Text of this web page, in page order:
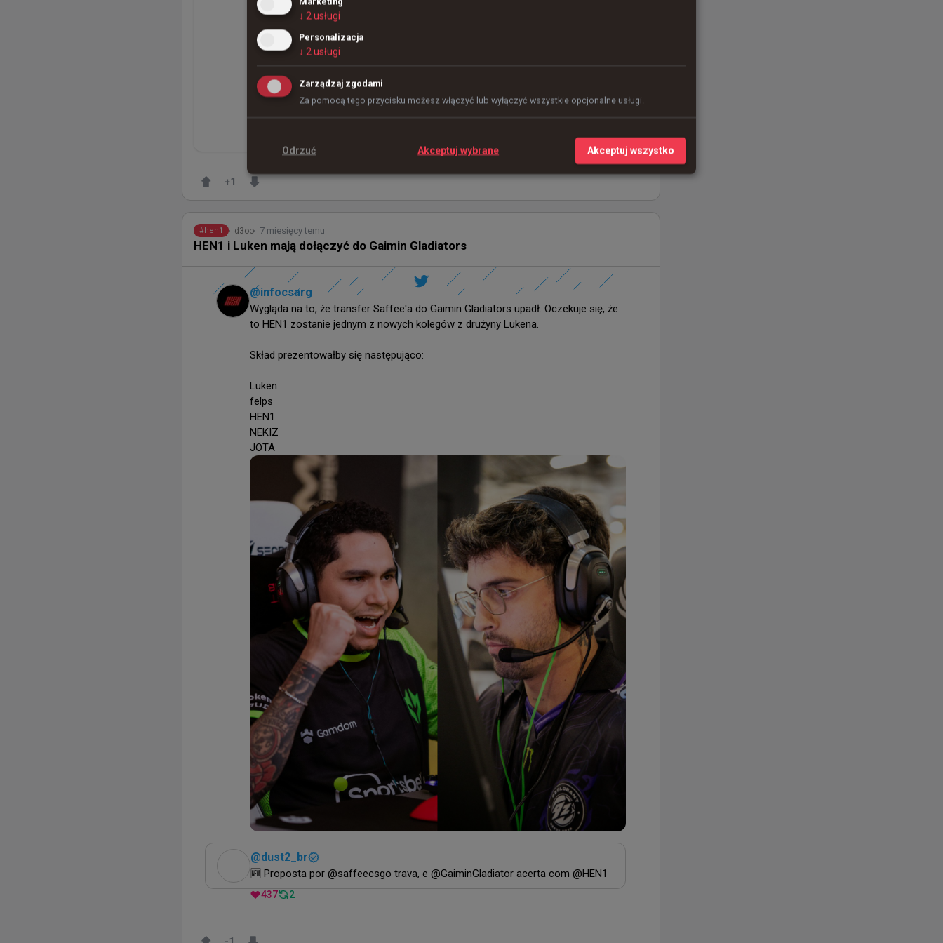
Jhonatan "⁠JOTA⁠" Willian
Lucas "⁠bsd⁠" Luan
+1
#hen1 d3oo 7 miesięcy temu
HEN1 i Luken mają dołączyć do Gaimin Gladiators
@infocsarg
Wygląda na to, że transfer Saffee'a do Gaimin Gladiators upadł. Oczekuje się, że
to HEN1 zostanie jednym z nowych kolegów z drużyny Lukena.
Skład prezentowałby się następująco:
Luken
felps
HEN1
NEKIZ
JOTA
@dust2_br
🆕 Proposta por @saffeecsgo trava, e @GaiminGladiator acerta com @HEN1
437 2
↓ 2usługi
Personalizacja
↓ 2usługi
Zarządzaj zgodami
Za pomocą tego przycisku możesz włączyć lub wyłączyć wszystkie opcjonalne usługi.
Odrzuć Akceptuj wybrane Akceptuj wszystko